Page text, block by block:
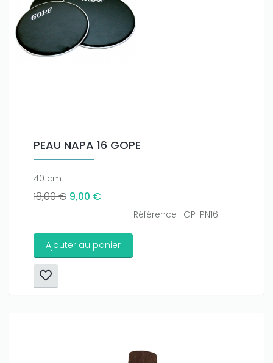
PEAU NAPA 16 GOPE
40 cm
18,00 € 9,00 €
Référence : GP-PN16
Ajouter au panier